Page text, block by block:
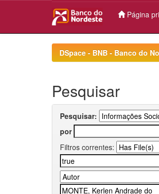
Página
DSpace - BNB - Banco do
Pesquisar
Pesquisar:
por
Filtros correntes: